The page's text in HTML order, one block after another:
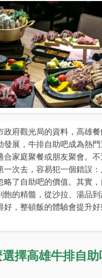
政府觀光局的資料，高雄餐
發展，牛排自助吧成為熱門
合家庭聚餐或朋友聚會。不
一次去，容易犯一個錯誤
略了自助吧的價值。其實，
飽的精髓，從沙拉、湯品
好，整頓飯的體驗會提升
擇高雄牛排自助